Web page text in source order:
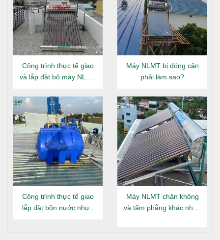
Hotline tư vấn: 1800 646486(miễn phí)
LỢI ÍCH KHI SỬ DỤNG
An toàn cho sức khỏe
: Chất liệu inox SUS 304
không gây hại cho sức khỏe, đảm bảo nguồn nước
Tiết kiệm chi phí: Bồn nước inox có tuổi thọ cao, ít
phải bảo trì và sửa chữa, giúp tiết kiệm chi phí vận
hành và bảo dưỡng trong dài hạn.
Thẩm mỹ cao: Thiết kế đẹp, bề mặt inox sáng bóng,
mang lại vẻ sang trọng cho không gian lắp đặt.
Dễ dàng lắp đặt và bảo trì: Thiết kế đơn giản, dễ
lắp đặt và bảo trì. Các phụ kiện kèm theo giúp việc
lắp đặt trở nên nhanh chóng và thuận tiện.
Công trình thực tế giao
và lắp đặt bộ máy NLMT
Đông Hưng Thuận
Máy NLMT bị đóng cặn
phải làm sao?
Công trình thực tế giao
lắp đặt bồn nước nhựa
Máy NLMT chân không
và tấm phẳng khác nhau